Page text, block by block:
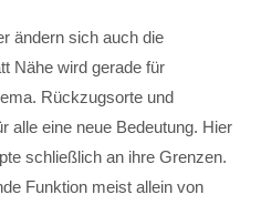
ändern sich auch die
Nähe wird gerade für
Rückzugsorte und
alle eine neue Bedeutung. Hier
schließlich an ihre Grenzen.
Funktion meist allein von